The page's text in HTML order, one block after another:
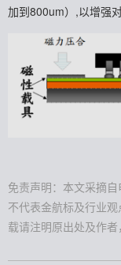
加到800um）,以增强
免责声明：本文采摘
不代表金航标及行业
载请注明原出处及作者